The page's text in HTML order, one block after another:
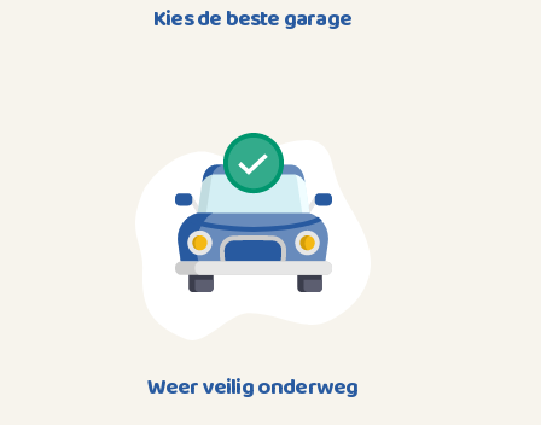
Kies de beste garage
Weer veilig onderweg